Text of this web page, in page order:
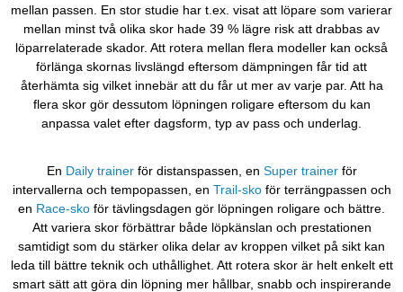
mellan passen. En stor studie har t.ex. visat att löpare som varierar
mellan minst två olika skor hade 39 % lägre risk att drabbas av
löparrelaterade skador. Att rotera mellan flera modeller kan också
förlänga skornas livslängd eftersom dämpningen får tid att
återhämta sig vilket innebär att du får ut mer av varje par. Att ha
flera skor gör dessutom löpningen roligare eftersom du kan
anpassa valet efter dagsform, typ av pass och underlag.
En Daily trainerför distanspassen, en Super trainer för
intervallerna och tempopassen, en Trail-skoför terrängpassen och
en Race-sko för tävlingsdagen gör löpningen roligare och bättre.
Att variera skor förbättrar både löpkänslan och prestationen
samtidigt som du stärker olika delar av kroppen vilket på sikt kan
leda till bättre teknik och uthållighet. Att rotera skor är helt enkelt ett
smart sätt att göra din löpning mer hållbar, snabb och inspirerande